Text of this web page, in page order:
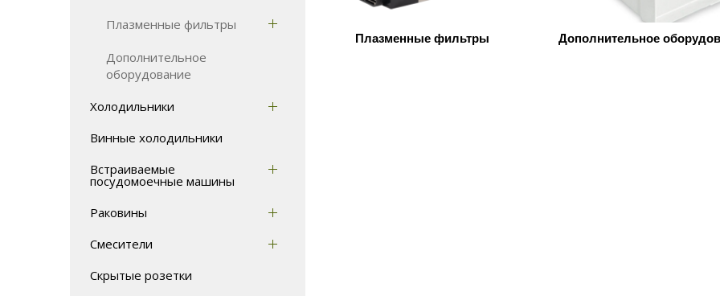
Плазменные фильтры
Дополнительное
оборудование
Холодильники
Винные холодильники
Встраиваемые
посудомоечные машины
Раковины
Смесители
Скрытые розетки
Плазменные фильтры Дополнительное